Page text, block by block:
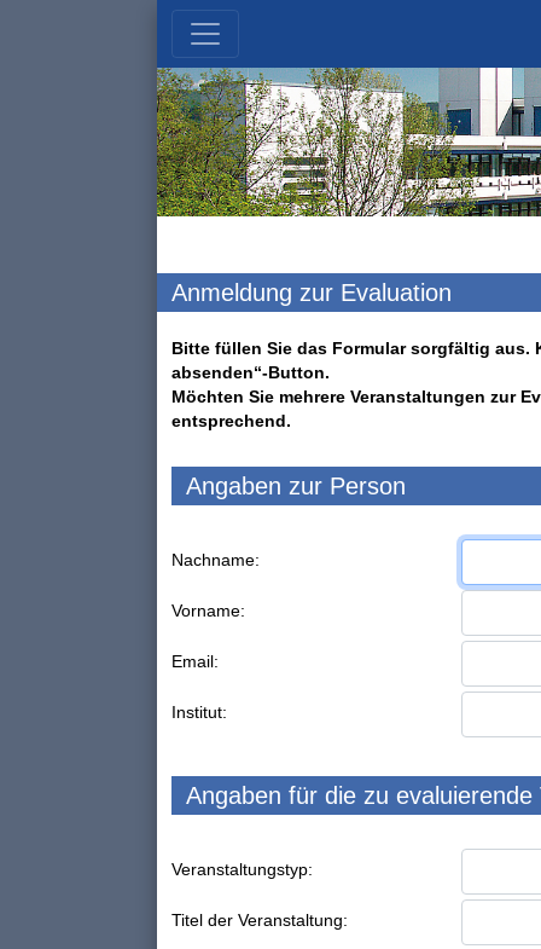
Anmeldung zur Evaluation
Bitte füllen Sie das Formular sorgfältig aus.
absenden“-Button.
Möchten Sie mehrere Veranstaltungen zur
entsprechend.
Angaben zur Person
Nachname:
Vorname:
Email:
Institut:
Angaben für die zu evaluierende
Veranstaltungstyp:
Titel der Veranstaltung: